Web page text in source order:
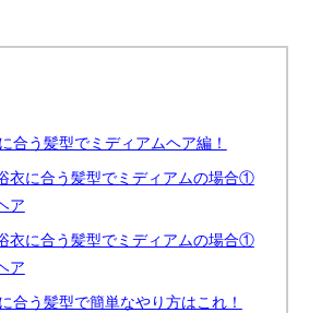
合う髪型でミディアムヘア編！
衣に合う髪型でミディアムの場合①
ア
衣に合う髪型でミディアムの場合①
ア
合う髪型で簡単なやり方はこれ！